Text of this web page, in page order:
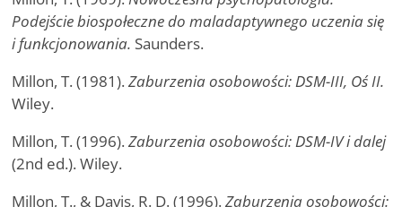
Podejście biospołeczne do maladaptywnego uczenia się
i funkcjonowania. Saunders.
Millon, T. (1981). Zaburzenia osobowości: DSM-III, Oś II.
Wiley.
Millon, T. (1996). Zaburzenia osobowości: DSM-IV i dalej
(2nd ed.). Wiley.
Millon, T., & Davis, R. D. (1996). Zaburzenia osobowości: